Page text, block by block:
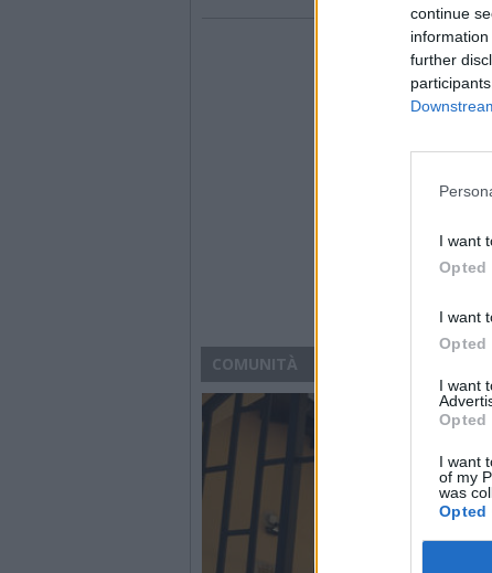
continue
further
I want
Opted
I want
Opted
I want
Opted
I want
of my
was
Opted
COMUNITÀ